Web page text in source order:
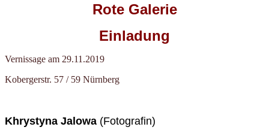
Rote Galerie
Einladung
Vernissage am 29.11.2019
Kobergerstr. 57 / 59 Nürnberg
Khrystyna Jalowa (Fotografin)